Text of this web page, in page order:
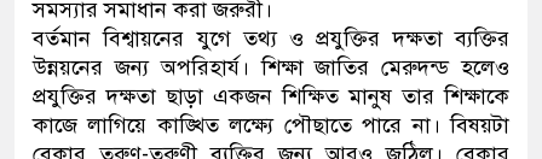
সমস্যার সমাধান করা জরুরী।
বর্তমান বিশ্বায়নের যুগে তথ্য ও প্রযুক্তির দক্ষতা ব্যক্তির
উন্নয়নের জন্য অপরিহার্য। শিক্ষা জাতির মেরুদন্ড হলেও
প্রযুক্তির দক্ষতা ছাড়া একজন শিক্ষিত মানুষ তার শিক্ষাকে
কাজে লাগিয়ে কাঙ্খিত লক্ষ্যে পৌছাতে পারে না। বিষয়টা
বেকার তরুণ-তরুণী ব্যক্তির জন্য আরও জঠিল। বেকার